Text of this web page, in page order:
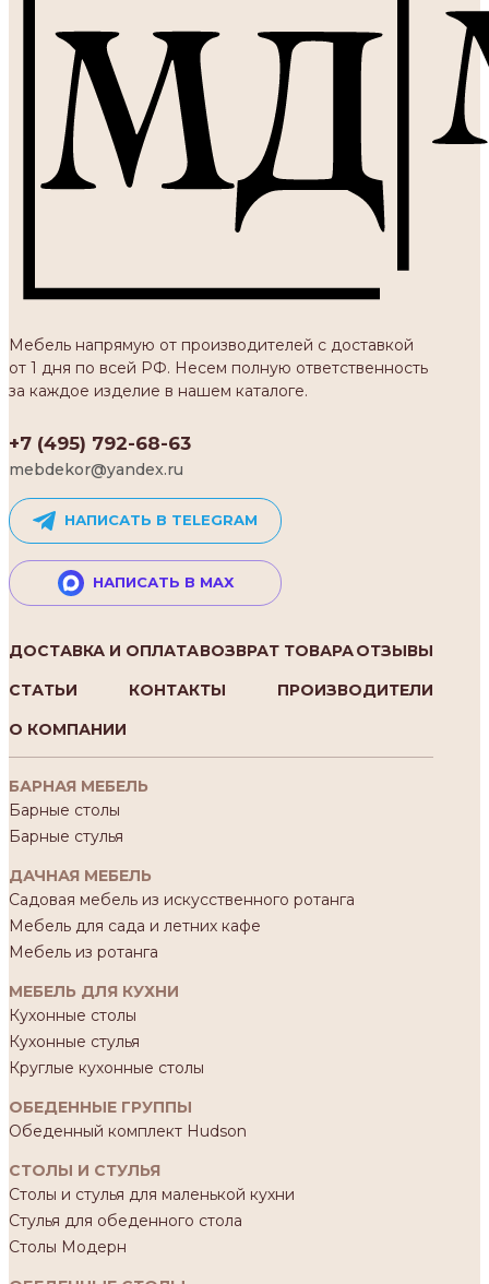
Мебель напрямую от производителей с доставкой
от 1 дня по всей РФ. Несем полную ответственность
за каждое изделие в нашем каталоге.
+7 (495) 792-68-63
mebdekor@yandex.ru
НАПИСАТЬ В TELEGRAM
НАПИСАТЬ В MAX
ДОСТАВКА И ОПЛАТАВОЗВРАТ ТОВАРАОТЗЫВЫ
СТАТЬИ
КОНТАКТЫ
ПРОИЗВОДИТЕЛИ
О КОМПАНИИ
БАРНАЯ МЕБЕЛЬ
Барные столы
Барные стулья
ДАЧНАЯ МЕБЕЛЬ
Садовая мебель из искусственного ротанга
Мебель для сада и летних кафе
Мебель из ротанга
МЕБЕЛЬ ДЛЯ КУХНИ
Кухонные столы
Кухонные стулья
Круглые кухонные столы
ОБЕДЕННЫЕ ГРУППЫ
Обеденный комплект Hudson
СТОЛЫ И СТУЛЬЯ
Столы и стулья для маленькой кухни
Стулья для обеденного стола
Столы Модерн